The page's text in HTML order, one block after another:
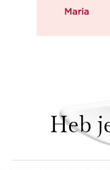
Maria
Heb